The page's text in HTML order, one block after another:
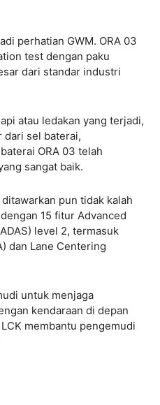
perhatian GWM. ORA 03
test dengan paku
dari standar industri
atau ledakan yang terjadi,
dari sel baterai,
ORA 03 telah
sangat baik.
pun tidak kalah
15 fitur Advanced
level 2, termasuk
dan Lane Centering
untuk menjaga
kendaraan di depan
membantu pengemudi